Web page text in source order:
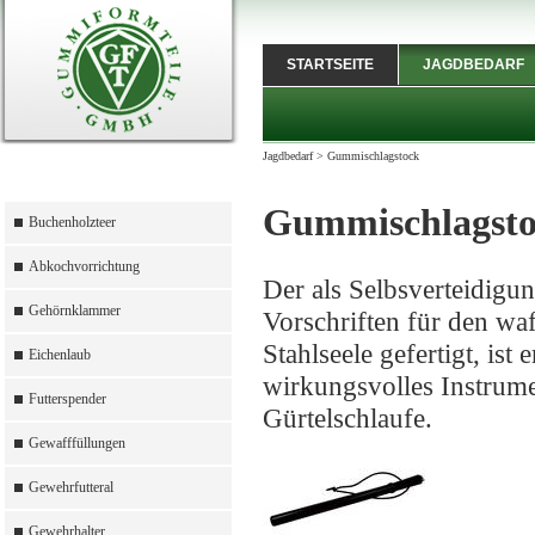
Buchenholzteer
Abkochvorrichtung
Gehörnklammer
Eichenlaub
Futterspender
Gewafffüllungen
Gewehrfutteral
Gewehrhalter
STARTSEITE JAGDBEDARF
Jagdbedarf> Gummischlagstock
Der als
Vorschriften für den
Stahlseele gefertigt, ist
wirkungsvolles
Gürtelschlaufe.